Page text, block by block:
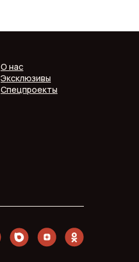
О нас
Эксклюзивы
Спецпроекты